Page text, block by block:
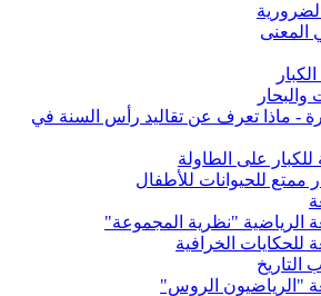
الضرورية
المعنى
- ماذا تعرف عن تقاليد رأس السنة في
للكبار على الطاولة
ممتع للحيوانات للأطفال
الرياضية "نظرية المجموعة"
للحكايات الخرافية
التاريخ
"الرياضيون الروس"